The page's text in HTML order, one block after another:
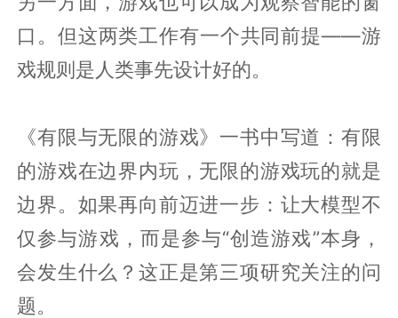
口。但这两类工作有一个共同前提——游
戏规则是人类事先设计好的。
《有限与无限的游戏》一书中写道：有限
的游戏在边界内玩，无限的游戏玩的就是
边界。如果再向前迈进一步：让大模型不
仅参与游戏，而是参与“创造游戏”本身，
会发生什么？这正是第三项研究关注的问
题。